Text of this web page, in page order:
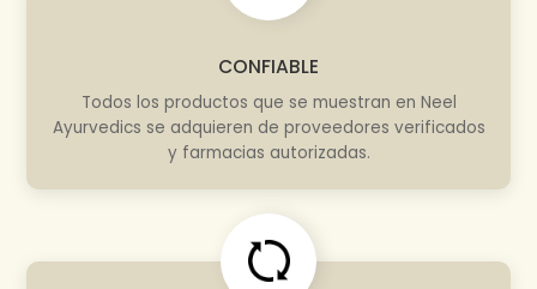
CONFIABLE
Todos los productos que se muestran en Neel
Ayurvedics se adquieren de proveedores verificados
y farmacias autorizadas.